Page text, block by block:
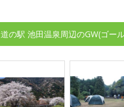
道の駅 池田温泉周辺のGW(ゴー